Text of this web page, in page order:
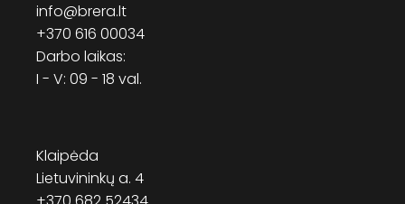
info@brera.lt
+370 616 00034
Darbo laikas:
I - V: 09 - 18 val.
Klaipėda
Lietuvininkų a. 4